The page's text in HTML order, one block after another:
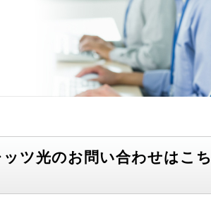
ツ光のお問い合わせはこち